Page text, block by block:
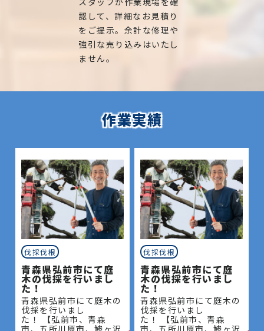
認して、詳細なお見積り
をご提示。余計な修理や
強引な売り込みはいたし
ません。
作業実績
伐採伐根
青森県弘前市にて庭
木の伐採を行いまし
た！
青森県弘前市にて庭木の
伐採を行いまし
た！ 【弘前市、青森
市、五所川原市、鯵ヶ沢
伐採伐根
青森県弘前市にて庭
木の伐採を行いまし
た！
青森県弘前市にて庭木の
伐採を行いまし
た！ 【弘前市、青森
市、五所川原市、鯵ヶ沢